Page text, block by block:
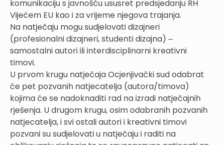
komunikaciju s javnošću ususret predsjedanju RH
Vijećem EU kao i za vrijeme njegova trajanja.
Na natječaju mogu sudjelovati dizajneri
(profesionalni dizajneri, studenti dizajna) ‒
samostalni autori ili interdisciplinarni kreativni
timovi.
U prvom krugu natječaja Ocjenjivački sud odabrat
će pet pozvanih natjecatelja (autora/timova)
kojima će se nadoknaditi rad na izradi natječajnih
rješenja. U drugom krugu, osim odabranih pozvanih
natjecatelja, i svi ostali autori i kreativni timovi
pozvani su sudjelovati u natječaju i raditi na